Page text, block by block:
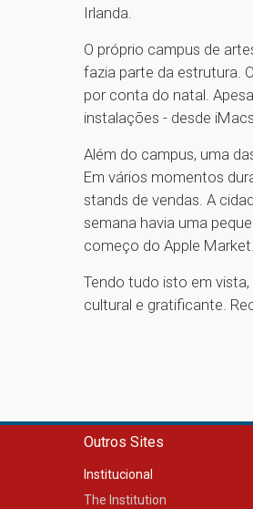
Irlanda.
O próprio campus de
fazia parte da estrutura.
por conta do natal.
instalações - desde
Além do campus, uma
Em vários momentos
stands de vendas. A
semana havia uma
começo do Apple Market.
Tendo tudo isto em
cultural e gratificante.
Outros Sites
Institucional
The Institution